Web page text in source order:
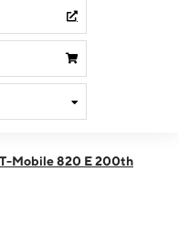
Mobile 820 E 200th